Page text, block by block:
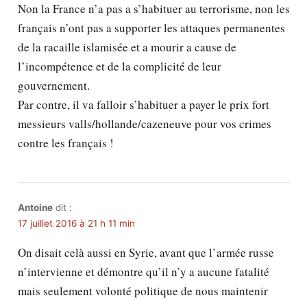
Non la France n’a pas a s’habituer au terrorisme, non les
français n’ont pas a supporter les attaques permanentes
de la racaille islamisée et a mourir a cause de
l’incompétence et de la complicité de leur
gouvernement.
Par contre, il va falloir s’habituer a payer le prix fort
messieurs valls/hollande/cazeneuve pour vos crimes
contre les français !
Antoine dit :
17 juillet 2016 à 21 h 11 min
On disait celà aussi en Syrie, avant que l’armée russe
n’intervienne et démontre qu’il n’y a aucune fatalité
mais seulement volonté politique de nous maintenir